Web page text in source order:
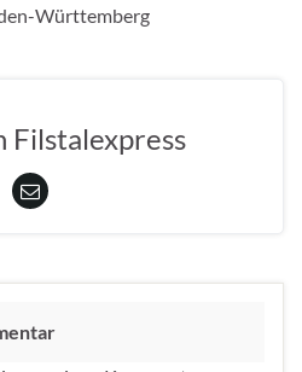
Württemberg
Filstalexpress